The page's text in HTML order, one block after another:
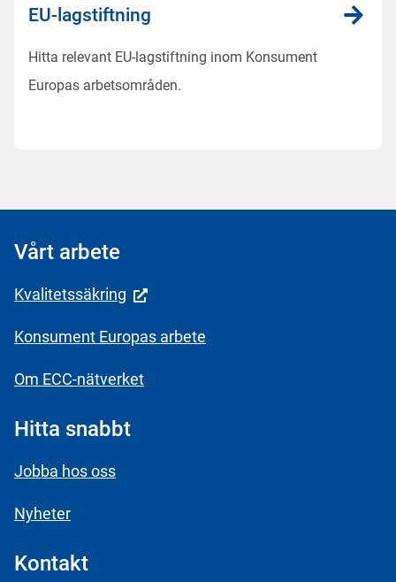
EU-lagstiftning
Hitta relevant EU-lagstiftning inom Konsument
Europas arbetsområden.
Vårt arbete
Kvalitetssäkring
Konsument Europas arbete
Om ECC-nätverket
Hitta snabbt
Jobba hos oss
Nyheter
Kontakt